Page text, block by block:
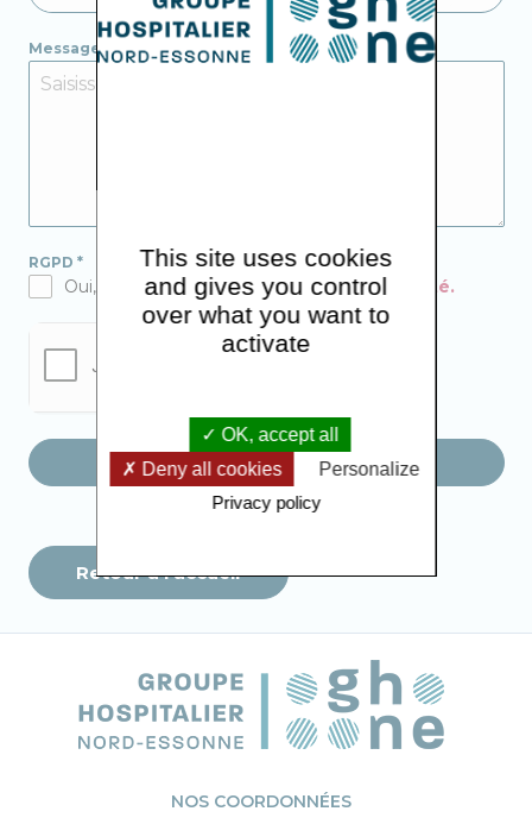
Message*
RGPD *
Oui, j’accepte lapolitique de confidentialité.
Envoyer le message
Retour à l'accueil
NOS COORDONNÉES
This site uses cookies
and gives you control
over what you want to
activate
OK, accept all
Deny all cookies
Personalize
Privacy policy